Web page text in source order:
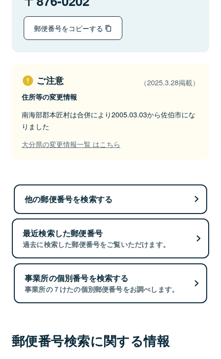
郵便番号をコピーする
ご注意 （2025.3.28掲載）
住所等の変更情報
南海部郡本匠村は合併により2005.03.03から佐伯市にな
りました
大分県の変更情報一覧 はこちら
他の郵便番号を検索する
最近検索した郵便番号
過去に検索した郵便番号をご覧いただけます。
事業所の個別番号を検索する
事業所の７けたの個別郵便番号をお調べします。
郵便番号検索に関する情報